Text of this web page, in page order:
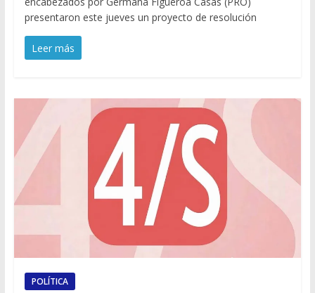
presentaron este jueves un proyecto de resolución
Leer más
POLÍTICA